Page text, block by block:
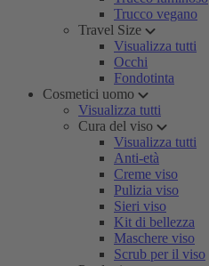
Trucco vegano
Travel Size
Visualizza tutti
Occhi
Fondotinta
Cosmetici uomo
Visualizza tutti
Cura del viso
Visualizza tutti
Anti-età
Creme viso
Pulizia viso
Sieri viso
Kit di bellezza
Maschere viso
Scrub per il viso